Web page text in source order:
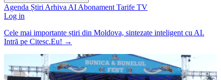
Agenda Știri Arhiva AI Abonament Tarife TV
Log in
Cele mai importante știri din Moldova, sintezate inteligent cu AI.
Intră pe Citesc.Eu! →